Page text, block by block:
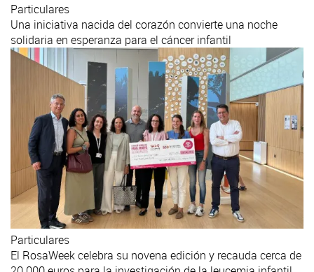
Particulares
Una iniciativa nacida del corazón convierte una noche
solidaria en esperanza para el cáncer infantil
Particulares
El RosaWeek celebra su novena edición y recauda cerca de